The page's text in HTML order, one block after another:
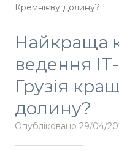
Кремнієву долину?
Найкраща
ведення
Грузія
долину?
Опубліковано 29/04/